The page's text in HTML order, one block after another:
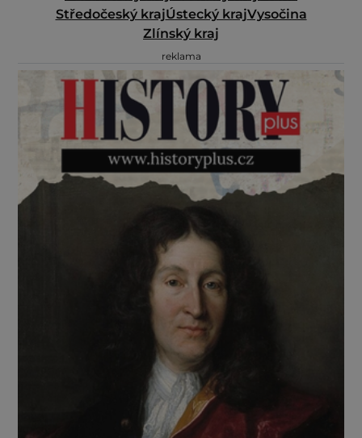
Středočeský krajÚstecký krajVysočina
Zlínský kraj
reklama